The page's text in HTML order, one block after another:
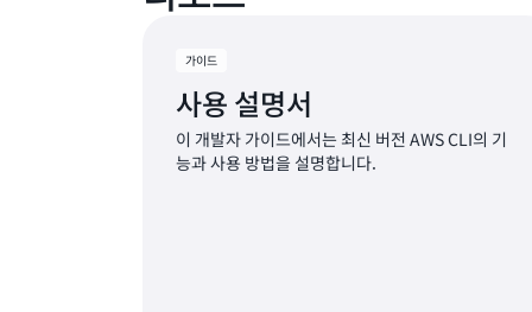
가이드
사용 설명서
이 개발자 가이드에서는 최신 버전 AWS CLI의 기
능과 사용 방법을 설명합니다.